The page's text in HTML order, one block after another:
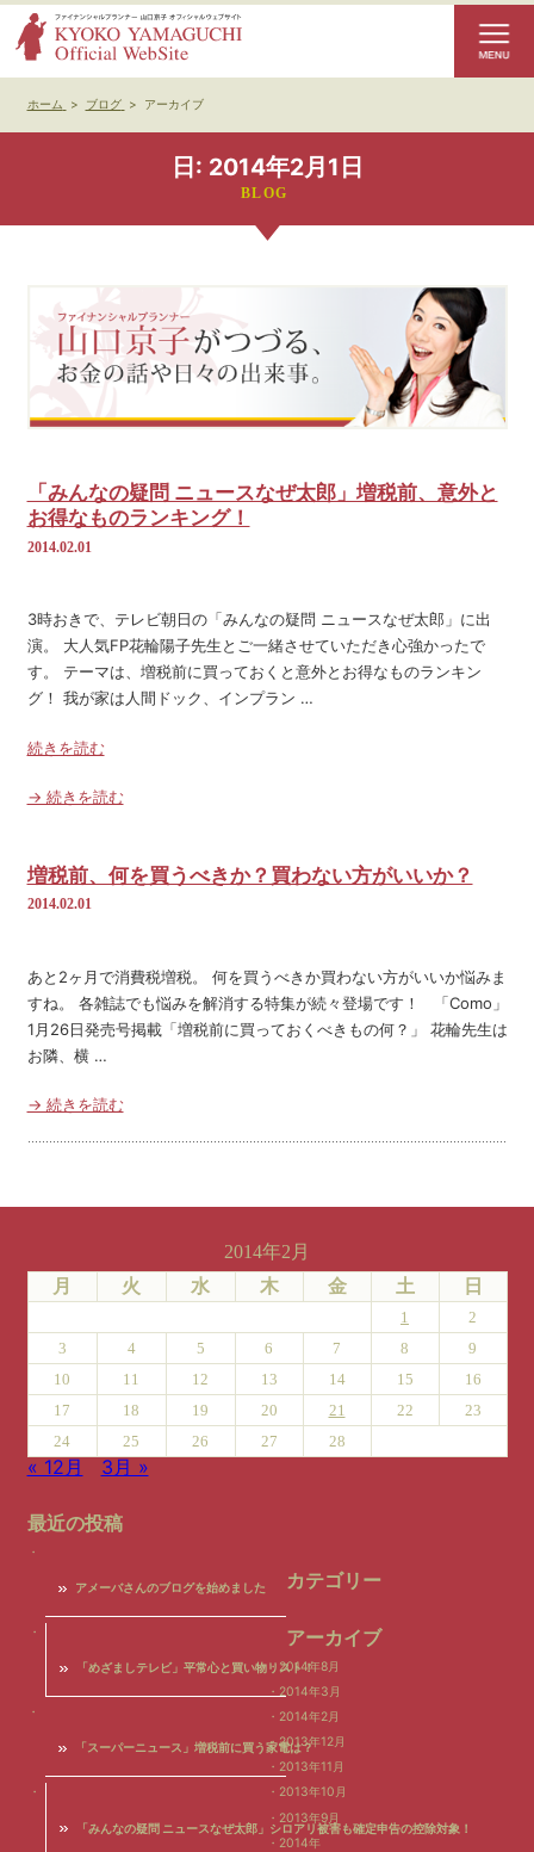
ホーム > ブログ > アーカイブ
日: 2014年2月1日
「みんなの疑問 ニュースなぜ太郎」増税前、意外と
お得なものランキング！
2014.02.01
3時おきで、テレビ朝日の「みんなの疑問 ニュースなぜ太郎」に出
演。 大人気FP花輪陽子先生とご一緒させていただき心強かったで
す。 テーマは、増税前に買っておくと意外とお得なものランキン
グ！ 我が家は人間ドック、インプラン …
続きを読む
→ 続きを読む
増税前、何を買うべきか？買わない方がいいか？
2014.02.01
あと2ヶ月で消費税増税。 何を買うべきか買わない方がいいか悩みま
すね。 各雑誌でも悩みを解消する特集が続々登場です！ 「Como」
1月26日発売号掲載「増税前に買っておくべきもの何？」 花輪先生は
お隣、横 …
→ 続きを読む
2014年2月
月
火 水 木 金 土 日
1
2
3
4 5 6 7 8
9
10
11 12 13 14 15
16
17
18 19 20 21 22
23
24
25 26 27 28
« 12月 3月 »
最近の投稿
アメーバさんのブログを始めました
「めざましテレビ」平常心と買い物リスト！
「スーパーニュース」増税前に買う家電は？
「みんなの疑問 ニュースなぜ太郎」シロアリ被害も確定申告の控除対象！
カテゴリー
アーカイブ
2014年8月
2014年3月
2014年2月
2013年12月
2013年11月
2013年10月
2013年9月
2014年